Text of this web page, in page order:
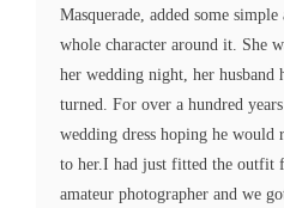
Masquerade, added some
whole character around it. She
her wedding night, her husband
turned. For over a hundred
wedding dress hoping he would
to her.I had just fitted the outfit
amateur photographer and we